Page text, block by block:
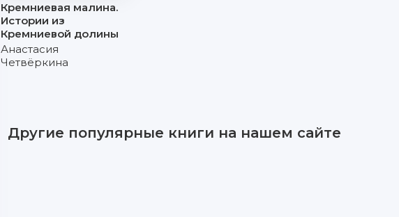
Кремниевая малина.
Истории из
Кремниевой долины
Анастасия
Четвёркина
Другие популярные книги на нашем сайте